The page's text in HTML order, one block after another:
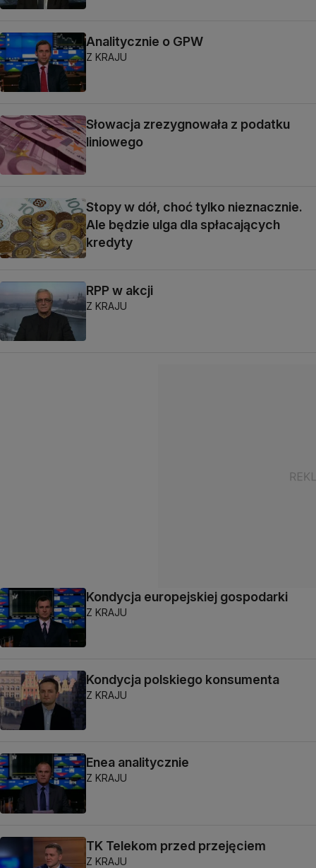
Analitycznie o GPW
Z KRAJU
Słowacja zrezygnowała z podatku
liniowego
Stopy w dół, choć tylko nieznacznie.
Ale będzie ulga dla spłacających
kredyty
RPP w akcji
Z KRAJU
Kondycja europejskiej gospodarki
Z KRAJU
Kondycja polskiego konsumenta
Z KRAJU
Enea analitycznie
Z KRAJU
TK Telekom przed przejęciem
Z KRAJU